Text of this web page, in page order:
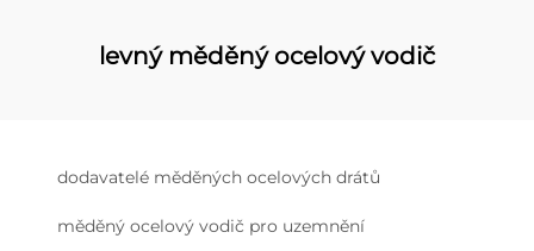
levný měděný ocelový vodič
dodavatelé měděných ocelových drátů
měděný ocelový vodič pro uzemnění